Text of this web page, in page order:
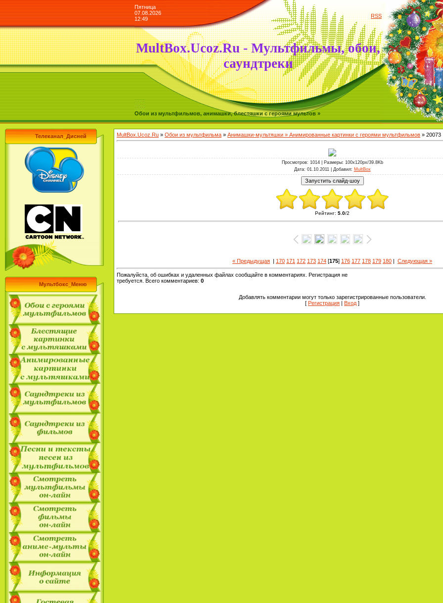
Пятница
07.08.2026
12:49
RSS
MultBox.Ucoz.Ru - Мультфильмы, обои,
саундтреки
Обои из мультфильмов, анимашки, блестяшки с героями мультов »
Телеканал_Дисней
Мультбокс_Меню
MultBox.Ucoz.Ru » Обои из мультфильма » Анимашки-мультяшки » Анимированные картинки с героями мультфильмов » 20073
Просмотров: 1014 | Размеры: 100x120px/39.8Kb
Дата: 01.10.2011 | Добавил: MultBox
Рейтинг: 5.0/2
« Предыдущая | 170 171 172 173 174 [175] 176 177 178 179 180 | Следующая »
Пожалуйста, об ошибках и удаленных файлах сообщайте в комментариях. Регистрация не
требуется. Всего комментариев: 0
Добавлять комментарии могут только зарегистрированные пользователи.
[ Регистрация Вход ]